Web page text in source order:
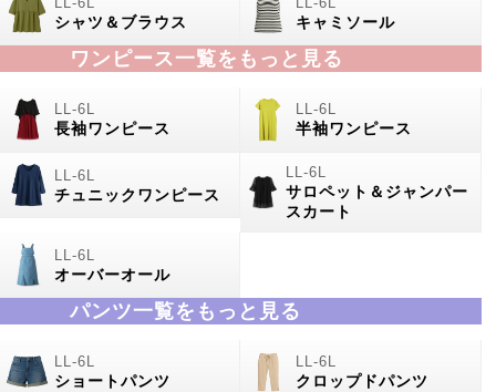
シャツ＆ブラウス キャミソール
ワンピース一覧をもっと見る
長袖ワンピース 半袖ワンピース
チュニックワンピース
サロペット＆ジャンパー
スカート
オーバーオール
パンツ一覧をもっと見る
ショートパンツ クロップドパンツ